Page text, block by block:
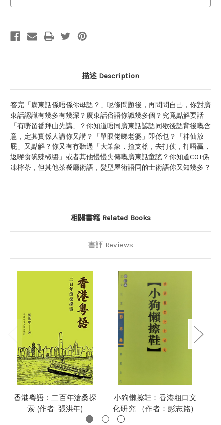
描述 Description
答完「廣東話係唔係你母語？」呢條問題後，再問問自己，你對廣
東話認識有幾多有幾深？廣東話俗語你識幾多個？究竟點解要話
「有嘢留番拜山先講」？你知道唔同廣東話諺語同歇後語背後嘅含
意，定其實係人講你又講？「單眼佬睇老婆」即係乜？「神仙放
屁」又點解？你又有冇聽過「大笨象，揸支槍，去打仗，打唔贏，
返嚟食碗辣椒醬」或者其他慢慢失傳嘅廣東話童謠？你知道C0T係
凍檸茶，但其他茶餐廳術語，髮型屋術語同的士術語你又知幾多？
相關書籍 Related Books
書評 Reviews
香港粵語：二百年滄桑探
索 (作者: 張洪年)
小狗懶擦鞋：香港粗口文
化研究 （作者：彭志銘）